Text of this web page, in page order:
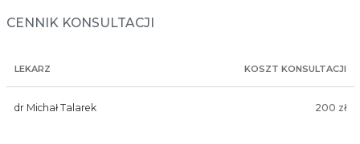
CENNIK KONSULTACJI
LEKARZ KOSZT KONSULTACJI
dr Michał Talarek 200 zł